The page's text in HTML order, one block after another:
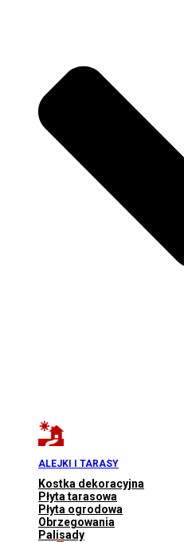
ALEJKI I TARASY
Kostka dekoracyjna
Płyta tarasowa
Płyta ogrodowa
Obrzegowania
Palisady